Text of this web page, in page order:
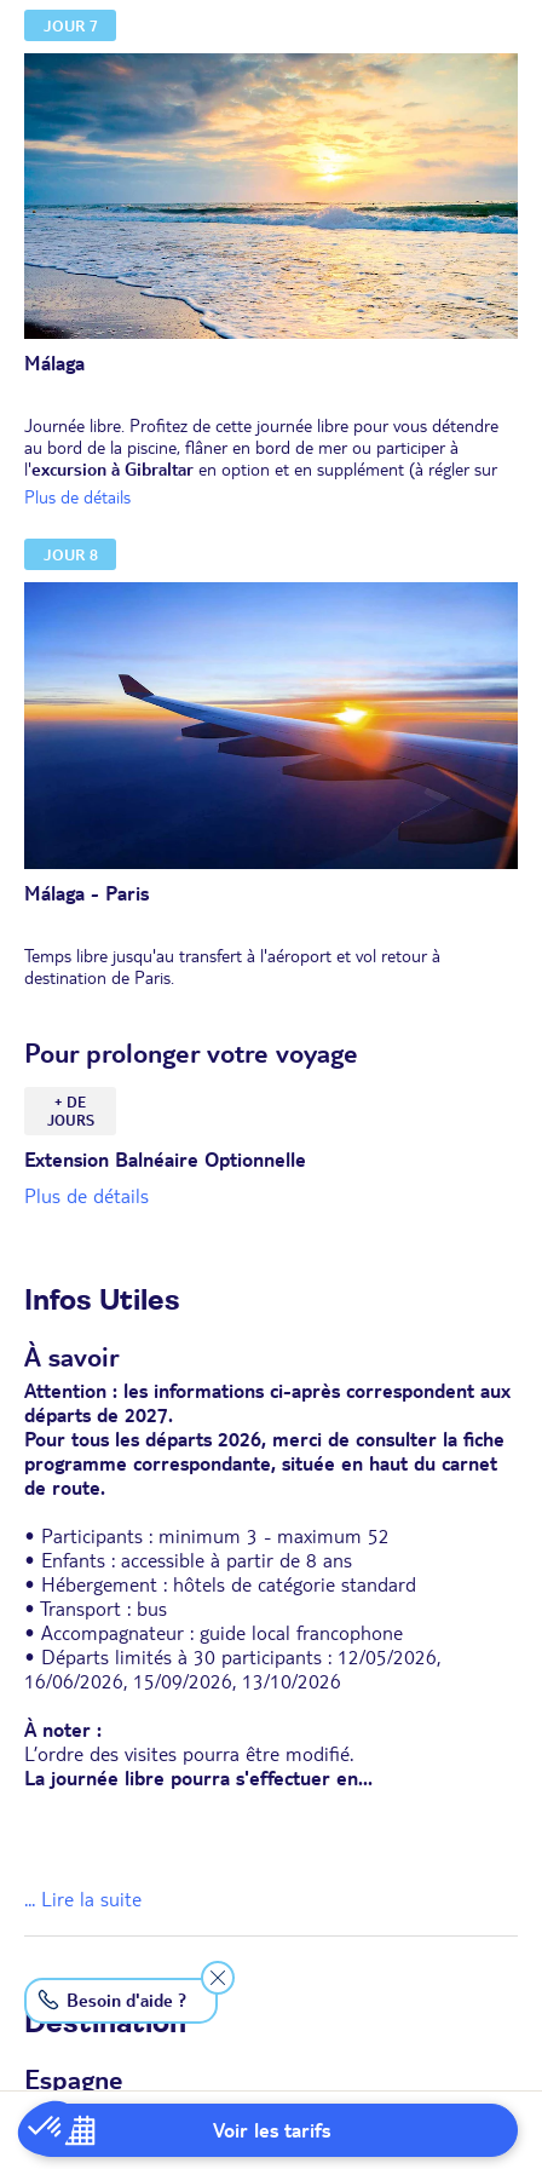
Voir les tarifs
quelques photos depuis le Balcón de Europa, promontoire naturel
offrant un superbe point de vue sur la mer. Retour dans la région
de Málaga.
Déjeuner libre.
Après-midi libre. Installation pour 2 nuits à l'hôtel.
Dîner à l'hôtel, avant un tour de ville panoramique de Malaga (en
option et en supplément, à régler sur place, environ 20 €).
Nuit à l'hôtel.
JOUR 7
Málaga
Journée libre. Profitez de cette journée libre pour vous détendre
au bord de la piscine, flâner en bord de mer ou participer à
l'excursion à Gibraltar en option et en supplément (à régler sur
place, environ 84 €, attention : cette excursion n'est pas possible
Déjeuner libre.
Dîner et nuit à l'hôtel.
Plus de détails
JOUR 8
Málaga - Paris
Temps libre jusqu'au transfert à l'aéroport et vol retour à
destination de Paris.
Pour prolonger votre voyage
+ DE
JOURS
Extension Balnéaire Optionnelle
Plus de détails
Infos Utiles
À savoir
Attention : les informations ci-après correspondent aux
départs de 2027.
Pour tous les départs 2026, merci de consulter la fiche
programme correspondante, située en haut du carnet
de route.
• Participants : minimum 3 - maximum 52
• Enfants : accessible à partir de 8 ans
• Hébergement : hôtels de catégorie standard
• Transport : bus
• Accompagnateur : guide local francophone
• Départs limités à 30 participants : 12/05/2026,
16/06/2026, 15/09/2026, 13/10/2026
À noter :
L’ordre des visites pourra être modifié.
La journée libre pourra s'effectuer en...
... Lire la suite
Destination
Espagne
La destination
Au-delà de ses fiestas, tapas et siestas, il y a son histoire,
Besoin d'aide ?